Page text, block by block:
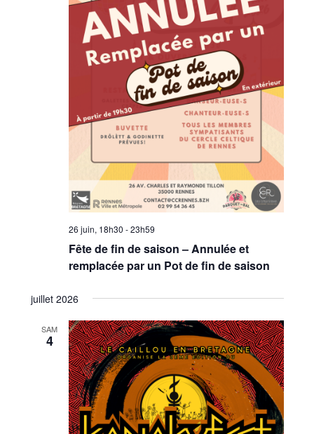
26 juin, 18h30 -23h59
Fête de fin de saison – Annulée et
remplacée par un Pot de fin de saison
juillet 2026
SAM
4